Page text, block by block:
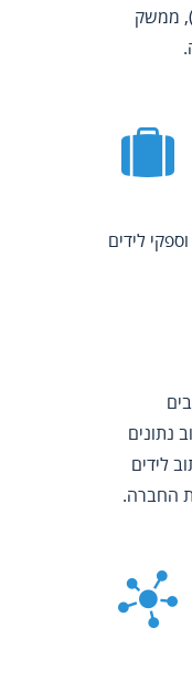
ממשק
לידים
נתונים
לידים
החברה.